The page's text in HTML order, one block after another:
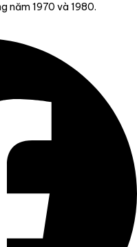
năm 1970 và 1980.